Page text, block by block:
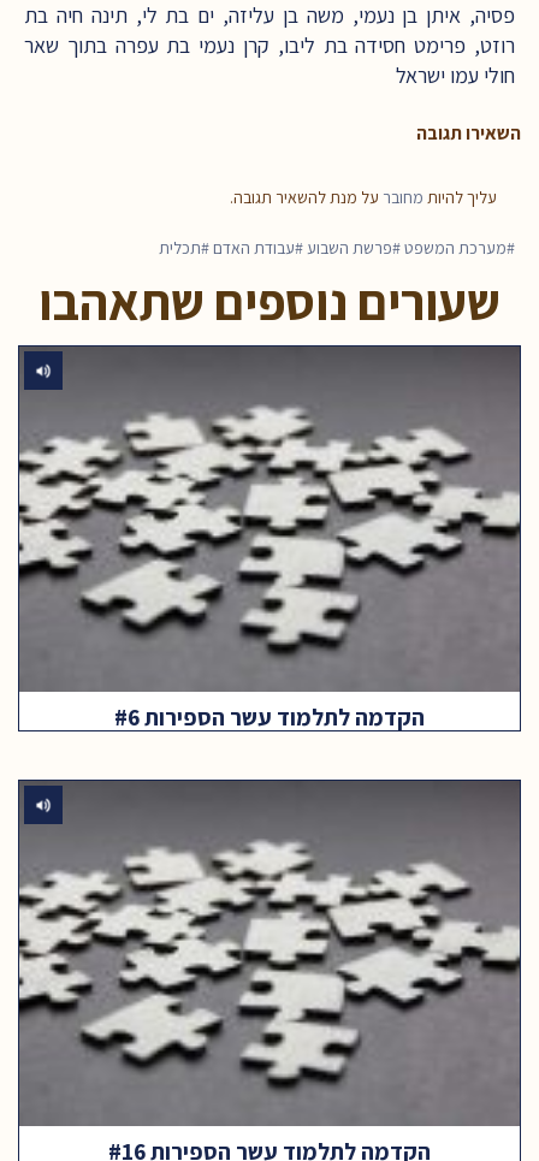
פסיה, איתן בן נעמי, משה בן עליזה, ים בת לי, תינה חיה בת
רוזט, פרימט חסידה בת ליבו, קרן נעמי בת עפרה בתוך שאר
חולי עמו ישראל
השאירו תגובה
עליך להיות מחובר על מנת להשאיר תגובה.
מערכת המשפט פרשת השבוע עבודת האדם תכלית
שעורים נוספים שתאהבו
הקדמה לתלמוד עשר הספירות #6
הקדמה לתלמוד עשר הספירות #16